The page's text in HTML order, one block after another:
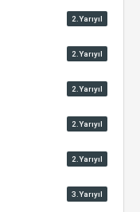
2.Yarıyıl
2.Yarıyıl
2.Yarıyıl
2.Yarıyıl
2.Yarıyıl
3.Yarıyıl